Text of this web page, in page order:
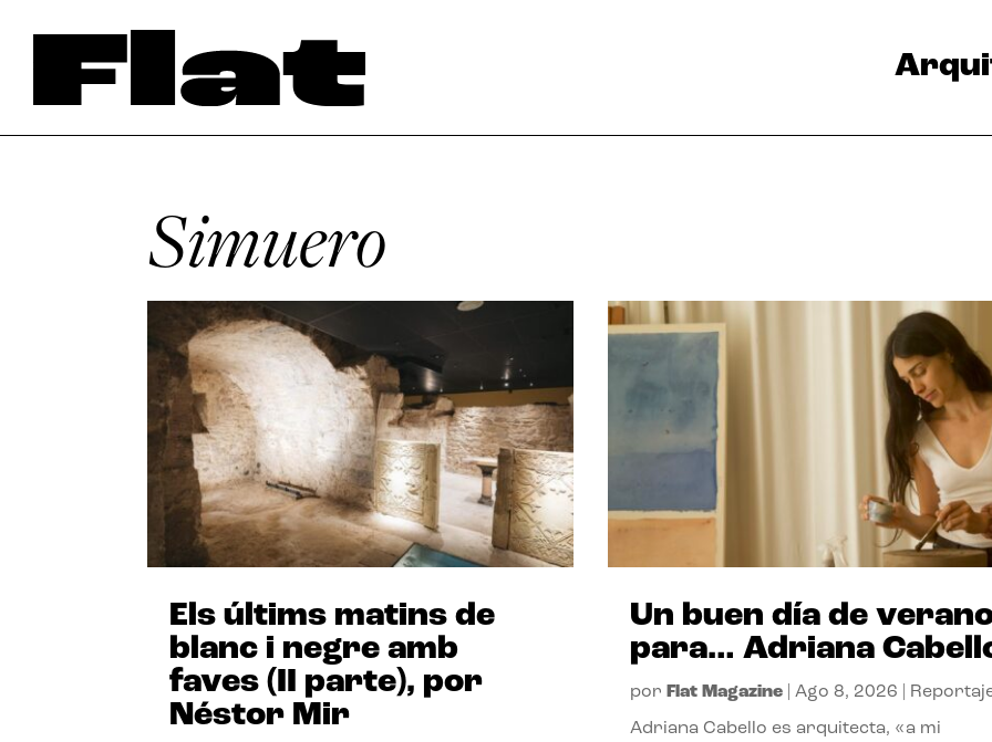
Simuero
Els últims matins de
blanc i negre amb
faves (II parte), por
Néstor Mir
Un buen día de
para… Adriana
por Flat Magazine| Ago 8, 2026
Adriana Cabello es arquitecta, «a mi